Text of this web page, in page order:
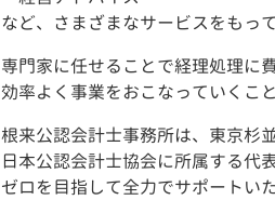
など、さまざまなサービスをもっ
専門家に任せることで経理処理に
効率よく事業をおこなっていくこ
根来公認会計士事務所は、東京杉
日本公認会計士協会に所属する代
ゼロを目指して全力でサポートい